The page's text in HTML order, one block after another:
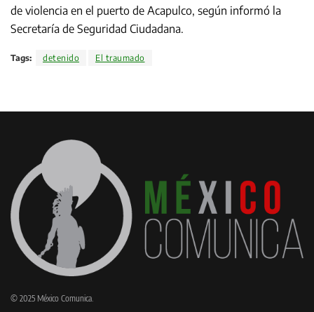
de violencia en el puerto de Acapulco, según informó la
Secretaría de Seguridad Ciudadana.
Tags: detenido El traumado
© 2025 México Comunica.